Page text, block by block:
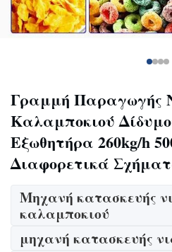
Γραμμή Παραγωγής
Καλαμποκιού
Εξωθητήρα 260kg/h
Διαφορετικά
Μηχανή κατασκευής
καλαμποκιού
μηχανή κατασκευής